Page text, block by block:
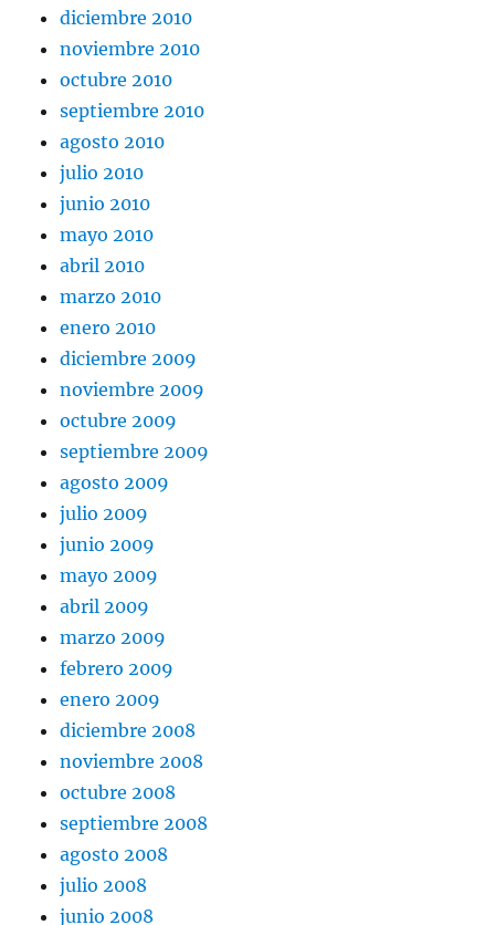
diciembre 2010
noviembre 2010
octubre 2010
septiembre 2010
agosto 2010
julio 2010
junio 2010
mayo 2010
abril 2010
marzo 2010
enero 2010
diciembre 2009
noviembre 2009
octubre 2009
septiembre 2009
agosto 2009
julio 2009
junio 2009
mayo 2009
abril 2009
marzo 2009
febrero 2009
enero 2009
diciembre 2008
noviembre 2008
octubre 2008
septiembre 2008
agosto 2008
julio 2008
junio 2008